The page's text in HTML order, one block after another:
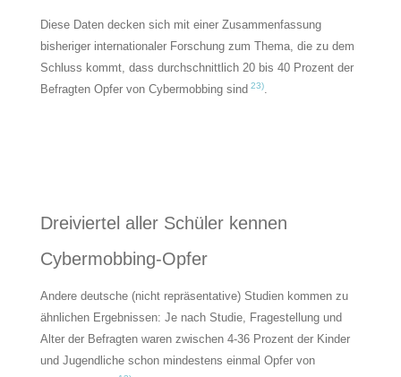
Diese Daten decken sich mit einer Zusammenfassung
bisheriger internationaler Forschung zum Thema, die zu dem
Schluss kommt, dass durchschnittlich 20 bis 40 Prozent der
Befragten Opfer von Cybermobbing sind 23)
Dreiviertel aller Schüler kennen
Cybermobbing-Opfer
Andere deutsche (nicht repräsentative) Studien kommen zu
ähnlichen Ergebnissen: Je nach Studie, Fragestellung und
Alter der Befragten waren zwischen 4-36 Prozent der Kinder
und Jugendliche schon mindestens einmal Opfer von